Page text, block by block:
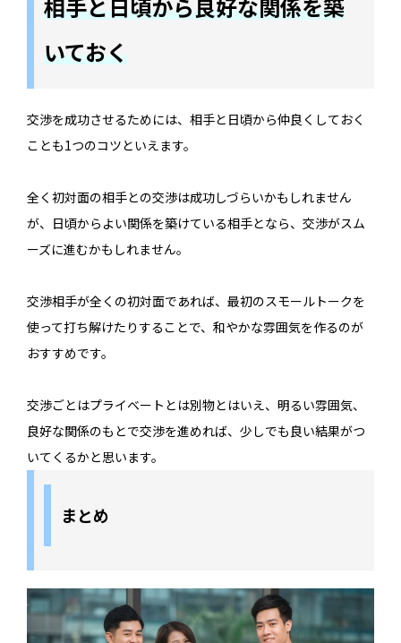
相手と日頃から良好な関係を築
いておく
交渉を成功させるためには、相手と日頃から仲良くしておく
ことも1つのコツといえます。
全く初対面の相手との交渉は成功しづらいかもしれません
が、日頃からよい関係を築けている相手となら、交渉がスム
ーズに進むかもしれません。
交渉相手が全くの初対面であれば、最初のスモールトークを
使って打ち解けたりすることで、和やかな雰囲気を作るのが
おすすめです。
交渉ごとはプライベートとは別物とはいえ、明るい雰囲気、
良好な関係のもとで交渉を進めれば、少しでも良い結果がつ
いてくるかと思います。
まとめ